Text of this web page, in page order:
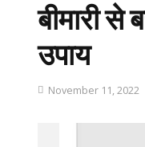
बीमारी से
उपाय
November 11, 2022